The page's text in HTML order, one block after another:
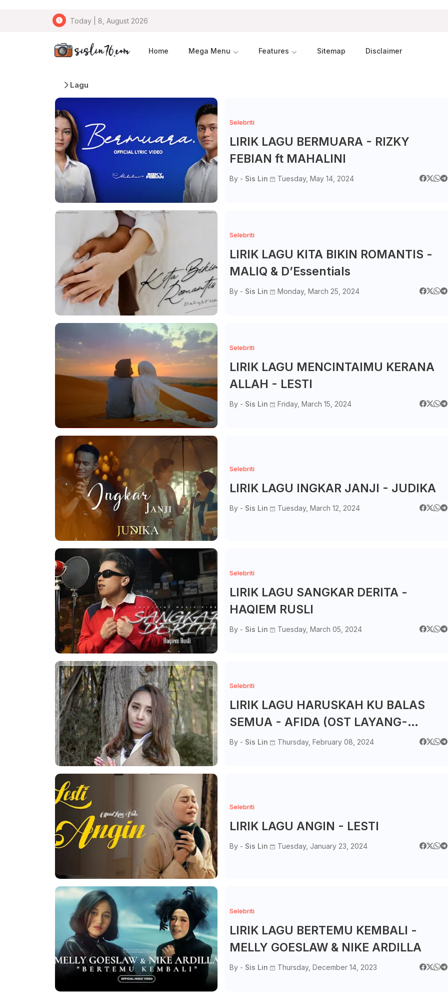
Today | 8, August 2026
Home Mega Menu Features Sitemap Disclaimer
Lagu
Selebriti
LIRIK LAGU BERMUARA - RIZKY
FEBIAN ft MAHALINI
By - Sis Lin Tuesday, May 14, 2024
Selebriti
LIRIK LAGU KITA BIKIN ROMANTIS -
MALIQ & D’Essentials
By - Sis Lin Monday, March 25, 2024
Selebriti
LIRIK LAGU MENCINTAIMU KERANA
ALLAH - LESTI
By - Sis Lin Friday, March 15, 2024
Selebriti
LIRIK LAGU INGKAR JANJI - JUDIKA
By - Sis Lin Tuesday, March 12, 2024
Selebriti
LIRIK LAGU SANGKAR DERITA -
HAQIEM RUSLI
By - Sis Lin Tuesday, March 05, 2024
Selebriti
LIRIK LAGU HARUSKAH KU BALAS
SEMUA - AFIDA (OST LAYANG-
LAYANG PERKAHWINAN)
By - Sis Lin Thursday, February 08, 2024
Selebriti
LIRIK LAGU ANGIN - LESTI
By - Sis Lin Tuesday, January 23, 2024
Selebriti
LIRIK LAGU BERTEMU KEMBALI -
MELLY GOESLAW & NIKE ARDILLA
By - Sis Lin Thursday, December 14, 2023